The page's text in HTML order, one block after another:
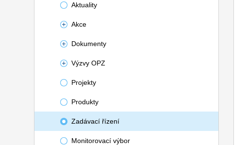
Aktuality
Akce
Dokumenty
Výzvy OPZ
Projekty
Produkty
Zadávací řízení
Monitorovací výbor